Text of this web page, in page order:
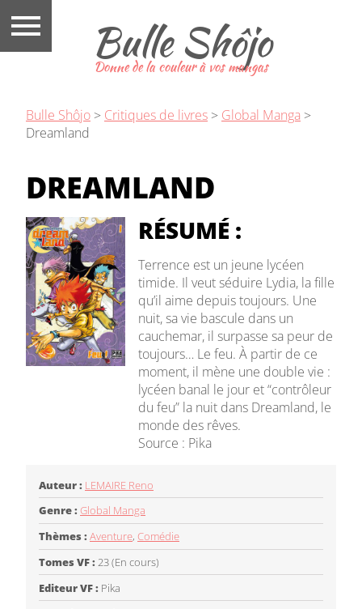
Bulle Shôjo
Donne de la couleur à vos mangas
Bulle Shôjo > Critiques de livres > Global Manga >
Dreamland
DREAMLAND
RÉSUMÉ :
Terrence est un jeune lycéen
timide. Il veut séduire Lydia, la fille
qu’il aime depuis toujours. Une
nuit, sa vie bascule dans un
cauchemar, il surpasse sa peur de
toujours… Le feu. À partir de ce
moment, il mène une double vie :
lycéen banal le jour et “contrôleur
du feu” la nuit dans Dreamland, le
monde des rêves.
Source : Pika
Auteur : LEMAIRE Reno
Genre : Global Manga
Thèmes : Aventure, Comédie
Tomes VF : 23 (En cours)
Editeur VF : Pika